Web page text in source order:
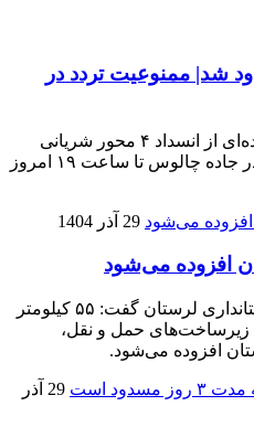
شد| ممنوعیت تردد در
سازمان راهداری و حمل‌ونقل جاده‌ای از انسداد ۴ محور شریانی
کشور خبر داد و اعلام کرد: تردد در جاده چالوس تا ساعت ۱۹ امروز
29 آذر 1404
معاون هماهنگی امور عمرانی استانداری لرستان گفت: ۵۵ کیلومتر
زیرساخت‌های حمل و نقل،
افزوده می‌شود.
29 آذر